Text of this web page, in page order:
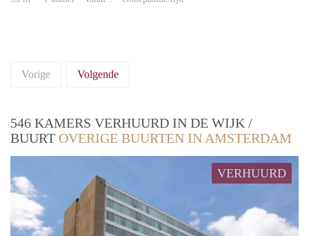
Vorige Volgende
546 KAMERS VERHUURD IN DE WIJK /
BUURT OVERIGE BUURTEN IN AMSTERDAM
VERHUURD